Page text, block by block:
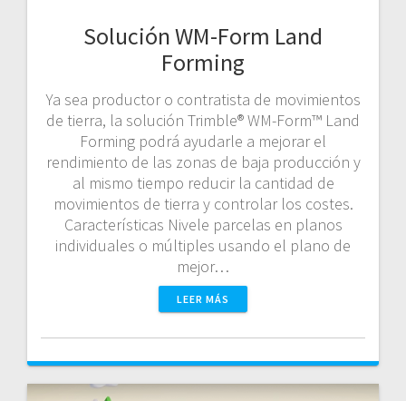
Solución WM-Form Land
Forming
Ya sea productor o contratista de movimientos
de tierra, la solución Trimble® WM-Form™ Land
Forming podrá ayudarle a mejorar el
rendimiento de las zonas de baja producción y
al mismo tiempo reducir la cantidad de
movimientos de tierra y controlar los costes.
Características Nivele parcelas en planos
individuales o múltiples usando el plano de
mejor…
LEER MÁS